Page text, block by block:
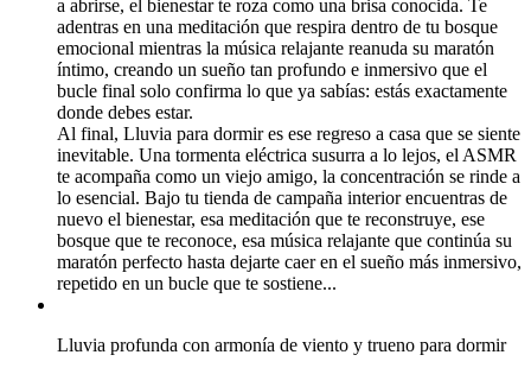
a abrirse, el bienestar te roza como una brisa conocida. Te
adentras en una meditación que respira dentro de tu bosque
emocional mientras la música relajante reanuda su maratón
íntimo, creando un sueño tan profundo e inmersivo que el
bucle final solo confirma lo que ya sabías: estás exactamente
donde debes estar.
Al final, Lluvia para dormir es ese regreso a casa que se siente
inevitable. Una tormenta eléctrica susurra a lo lejos, el ASMR
te acompaña como un viejo amigo, la concentración se rinde a
lo esencial. Bajo tu tienda de campaña interior encuentras de
nuevo el bienestar, esa meditación que te reconstruye, ese
bosque que te reconoce, esa música relajante que continúa su
maratón perfecto hasta dejarte caer en el sueño más inmersivo,
repetido en un bucle que te sostiene...
Lluvia profunda con armonía de viento y trueno para dormir